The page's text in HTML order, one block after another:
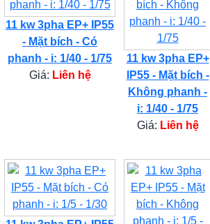
11 kw 3pha EP+ IP55
- Mặt bích - Có
phanh - i: 1/40 - 1/75
Giá: Liên hệ
11 kw 3pha EP+
IP55 - Mặt bích -
Không phanh -
i: 1/40 - 1/75
Giá: Liên hệ